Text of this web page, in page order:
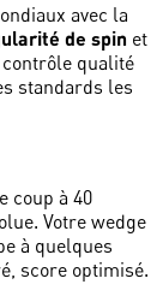
avec la
de spin et
qualité
standards les
coup à 40
Votre wedge
à quelques
score optimisé.